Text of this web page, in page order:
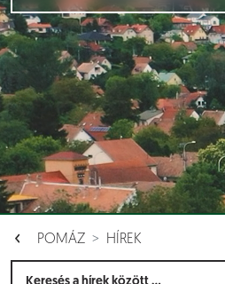
POMÁZ HÍREK
Események []
Dokumentumok [ ]
Aloldalak []